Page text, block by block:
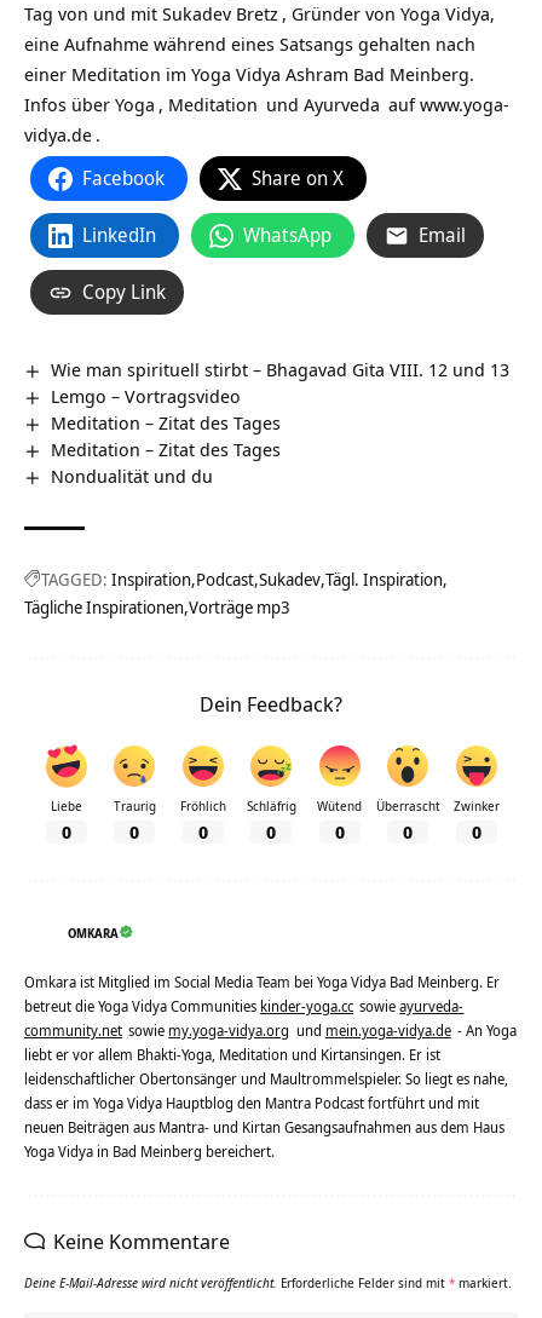
Tag von und mit Sukadev Bretz , Gründer von Yoga Vidya,
eine Aufnahme während eines Satsangs gehalten nach
einer Meditation im Yoga Vidya Ashram Bad Meinberg.
Infos über Yoga , Meditation und Ayurveda aufwww.yoga-
vidya.de .
Facebook Share on X
LinkedIn WhatsApp Email
Copy Link
Wie man spirituell stirbt – Bhagavad Gita VIII. 12 und 13
Lemgo‏‎ – Vortragsvideo
Meditation – Zitat des Tages
Meditation – Zitat des Tages
Nondualität und du
TAGGED: Inspiration Podcast Sukadev Tägl. Inspiration
Tägliche Inspirationen Vorträge mp3
Dein Feedback?
Liebe
0
Traurig
0
Fröhlich
0
Schläfrig
0
Wütend
0
Überrascht
0
Zwinker
0
OMKARA
Omkara ist Mitglied im Social Media Team bei Yoga Vidya Bad Meinberg. Er
betreut die Yoga Vidya Communities kinder-yoga.cc sowieayurveda-
community.net sowie my.yoga-vidya.org und mein.yoga-vidya.de - An Yoga
liebt er vor allem Bhakti-Yoga, Meditation und Kirtansingen. Er ist
leidenschaftlicher Obertonsänger und Maultrommelspieler. So liegt es nahe,
dass er im Yoga Vidya Hauptblog den Mantra Podcast fortführt und mit
neuen Beiträgen aus Mantra- und Kirtan Gesangsaufnahmen aus dem Haus
Yoga Vidya in Bad Meinberg bereichert.
Keine Kommentare
Deine E-Mail-Adresse wird nicht veröffentlicht. Erforderliche Felder sind mit * markiert.